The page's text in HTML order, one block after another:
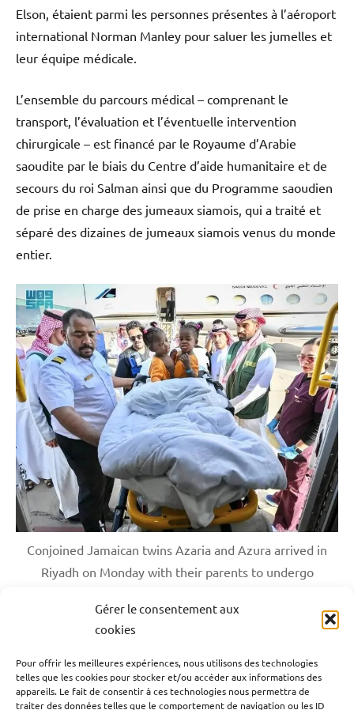
Gérer le consentement aux
cookies
Pour offrir les meilleures expériences, nous utilisons des technologies
telles que les cookies pour stocker et/ou accéder aux informations des
appareils. Le fait de consentir à ces technologies nous permettra de
traiter des données telles que le comportement de navigation ou les ID
Elson, étaient parmi les personnes présentes à l’aéroport
international Norman Manley pour saluer les jumelles et
leur équipe médicale.
L’ensemble du parcours médical – comprenant le
transport, l’évaluation et l’éventuelle intervention
chirurgicale – est financé par le Royaume d’Arabie
saoudite par le biais du Centre d’aide humanitaire et de
secours du roi Salman ainsi que du Programme saoudien
de prise en charge des jumeaux siamois, qui a traité et
séparé des dizaines de jumeaux siamois venus du monde
entier.
Conjoined Jamaican twins Azaria and Azura arrived in
Riyadh on Monday with their parents to undergo
avec
Caraïbe,
Navigation
Publication précédente